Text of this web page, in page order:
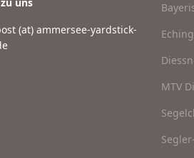
(at) ammersee-yardstick-
MTV